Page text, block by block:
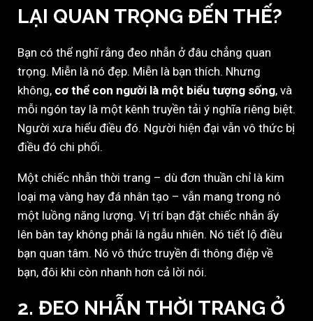
LẠI QUAN TRỌNG ĐẾN THẾ?
Bạn có thể nghĩ rằng đeo nhẫn ở đâu chẳng quan
trọng. Miễn là nó đẹp. Miễn là bạn thích. Nhưng
không, cơ thể con người là một biểu tượng sống, và
mỗi ngón tay là một kênh truyền tải ý nghĩa riêng biệt.
Người xưa hiểu điều đó. Người hiện đại vẫn vô thức bị
điều đó chi phối.
Một chiếc nhẫn thời trang – dù đơn thuần chỉ là kim
loại mạ vàng hay đá nhân tạo – vẫn mang trong nó
một luồng năng lượng. Vị trí bạn đặt chiếc nhẫn ấy
lên bàn tay không phải là ngẫu nhiên. Nó tiết lộ điều
bạn quan tâm. Nó vô thức truyền đi thông điệp về
bạn, đôi khi còn nhanh hơn cả lời nói.
2. ĐEO NHẪN THỜI TRANG Ở